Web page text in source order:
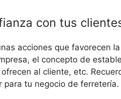
con tus
acciones que favorecen
el concepto de
al cliente, etc.
tu negocio de ferretería.